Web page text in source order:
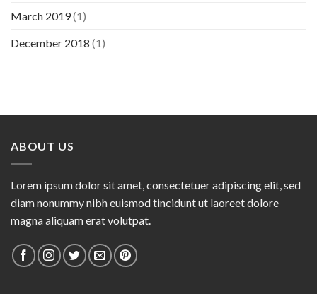
March 2019(1)
December 2018 (1)
ABOUT US
Lorem ipsum dolor sit amet, consectetuer adipiscing elit, sed
diam nonummy nibh euismod tincidunt ut laoreet dolore
magna aliquam erat volutpat.